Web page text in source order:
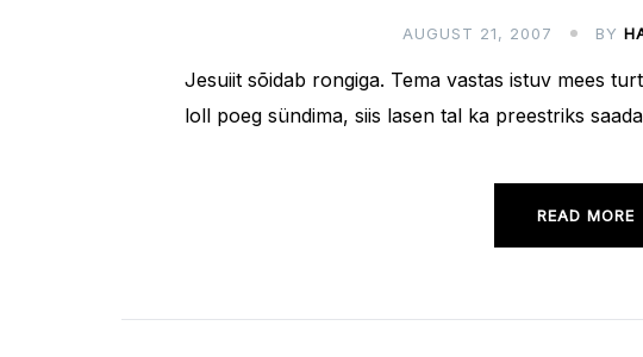
AUGUST 21, 2007 BY
Jesuiit sõidab rongiga. Tema vastas istuv mees
loll poeg sündima, siis lasen tal ka preestriks
READ MORE